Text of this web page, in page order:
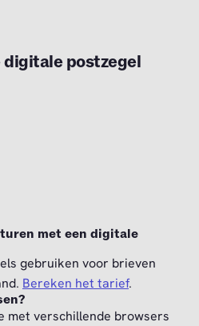
digitale postzegel
met een digitale
gebruiken voor brieven
Bereken het tarief.
met verschillende browsers